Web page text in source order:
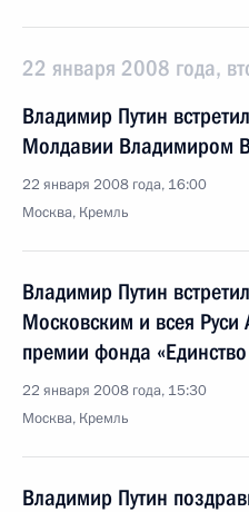
22 января 2008 года,
Владимир Путин
Молдавии Владимиром
22 января 2008 года, 16:00
Москва, Кремль
Владимир Путин
Московским и всея
премии фонда
22 января 2008 года, 15:30
Москва, Кремль
Владимир Путин